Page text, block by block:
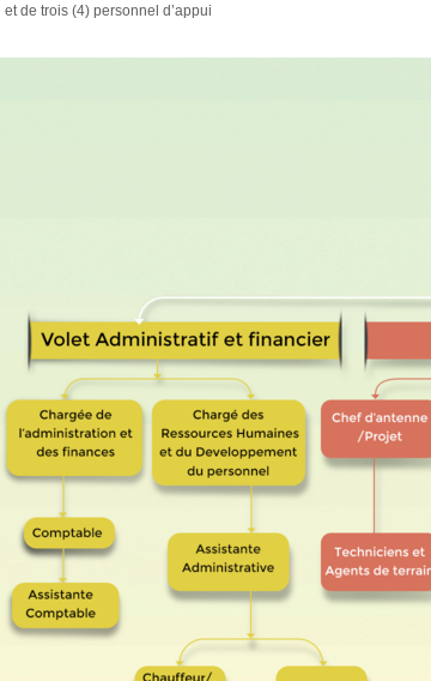
et de trois (4) personnel d’appui